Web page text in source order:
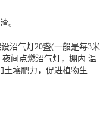
。
沼气灯20盏(一般是每3米
间点燃沼气灯，棚内 温
土壤肥力，促进植物生